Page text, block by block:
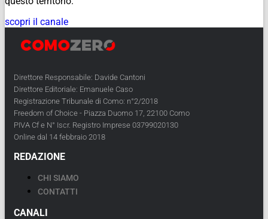
scopri il canale
Direttore Responsabile: Davide Cantoni
Direttore Editoriale: Emanuele Caso
Registrazione Tribunale di Como: n°2/2018
Freedom of Choice - Piazza Duomo 17, 22100 Como
PIVA Cf e N° Iscr. Registro Imprese 03799020130
Online dal 14 febbraio 2018
REDAZIONE
CHI SIAMO
CONTATTI
CANALI